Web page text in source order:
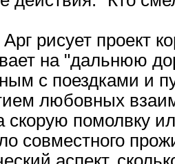
Apг рисует проект
на "дальнюю
с поездками и
любовных
скорую помолвку
совместного